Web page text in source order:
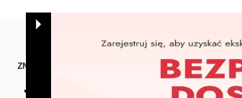
ZNAJDŹ NAS NA APLIKACJA